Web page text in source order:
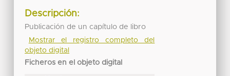
Descripción:
Publicación de un capítulo de libro
Mostrar el registro completo del
objeto digital
Ficheros en el objeto digital